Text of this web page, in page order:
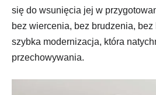
się do wsunięcia jej w
bez wiercenia, bez brudzenia, bez
szybka modernizacja, która
przechowywania.